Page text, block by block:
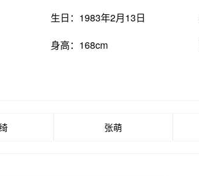
生日：1983年2月13日
身高：168cm
张萌